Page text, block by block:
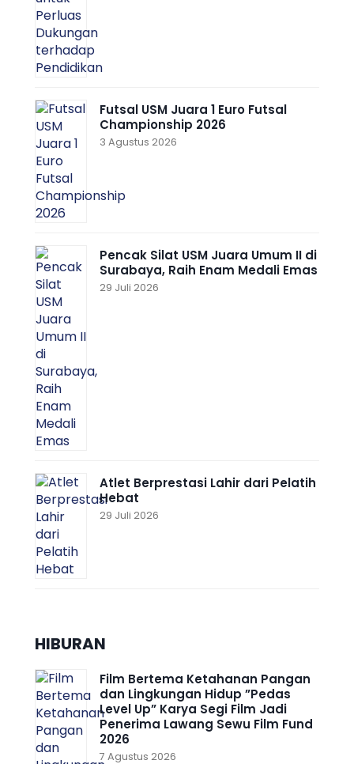
Futsal USM Juara 1 Euro Futsal
Championship 2026
3 Agustus 2026
Pencak Silat USM Juara Umum II di
Surabaya, Raih Enam Medali Emas
29 Juli 2026
Atlet Berprestasi Lahir dari Pelatih
Hebat
29 Juli 2026
HIBURAN
Film Bertema Ketahanan Pangan
dan Lingkungan Hidup ”Pedas
Level Up” Karya Segi Film Jadi
Penerima Lawang Sewu Film Fund
2026
7 Agustus 2026